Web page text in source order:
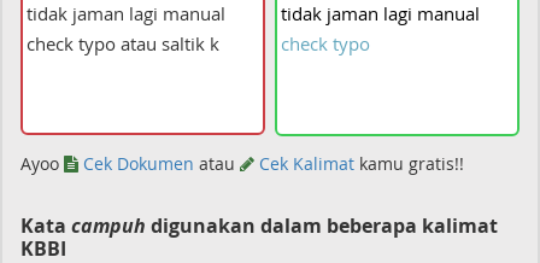
tidak jaman lagi manual
check typo
Ayoo Cek Dokumen atau Cek Kalimat kamu gratis!!
Kata campuh digunakan dalam beberapa kalimat
KBBI